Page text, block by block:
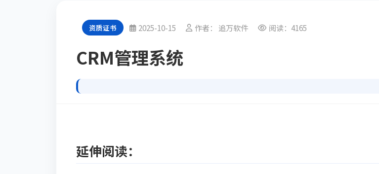
资质证书 2025-10-15 作者： 追万软件 阅读：4165
CRM管理系统
延伸阅读：